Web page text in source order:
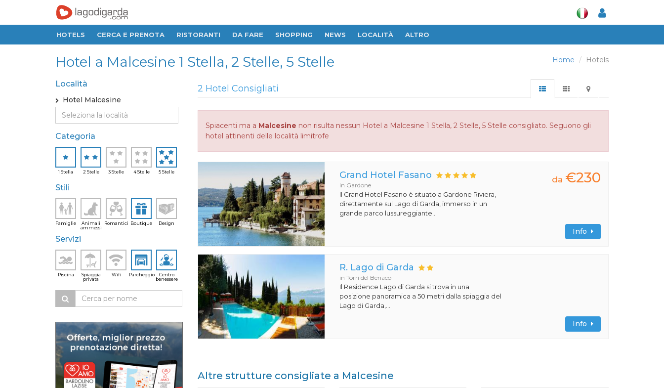
HOTELS CERCA E PRENOTA RISTORANTI DA FARE SHOPPING NEWS LOCALITÀ ALTRO
Home Hotels
Hotel a Malcesine 1 Stella, 2 Stelle, 5 Stelle
Località
Hotel Malcesine
Categoria
1 Stella 2 Stelle 3 Stelle 4 Stelle 5 Stelle
Stili
Famiglie
Animali
ammessi
Romantici Boutique Design
Servizi
Piscina
Spiaggia
privata
Wifi Parcheggio
Centro
benessere
2 Hotel Consigliati
Spiacenti ma a Malcesine non risulta nessun Hotel a Malcesine 1 Stella, 2 Stelle, 5 Stelle consigliato. Seguono gli
hotel attinenti delle località limitrofe
Grand Hotel Fasano
in Gardone
Il Grand Hotel Fasano è situato a Gardone Riviera,
direttamente sul Lago di Garda, immerso in un
grande parco lussureggiante...
da €230
Info
R. Lago di Garda
in Torri del Benaco
Il Residence Lago di Garda si trova in una
posizione panoramica a 50 metri dalla spiaggia del
Lago di Garda,...
Info
Altre strutture consigliate a Malcesine